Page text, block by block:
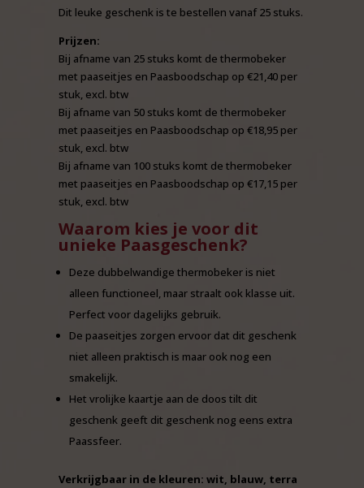
Dit leuke geschenk is te bestellen vanaf 25 stuks.
Prijzen:
Bij afname van 25 stuks komt de thermobeker
met paaseitjes en Paasboodschap op €21,40 per
stuk, excl. btw
Bij afname van 50 stuks komt de thermobeker
met paaseitjes en Paasboodschap op €18,95 per
stuk, excl. btw
Bij afname van 100 stuks komt de thermobeker
met paaseitjes en Paasboodschap op €17,15 per
stuk, excl. btw
Waarom kies je voor dit
unieke Paasgeschenk?
Deze dubbelwandige thermobeker is niet
alleen functioneel, maar straalt ook klasse uit.
Perfect voor dagelijks gebruik.
De paaseitjes zorgen ervoor dat dit geschenk
niet alleen praktisch is maar ook nog een
smakelijk.
Het vrolijke kaartje aan de doos tilt dit
geschenk geeft dit geschenk nog eens extra
Paassfeer.
Verkrijgbaar in de kleuren: wit, blauw, terra